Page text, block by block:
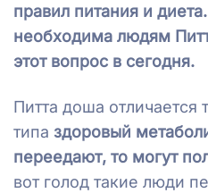
правил питания и
необходима людям
этот вопрос в сегодня.
Питта доша отличается
типа здоровый
переедают, то могут
вот голод такие люди